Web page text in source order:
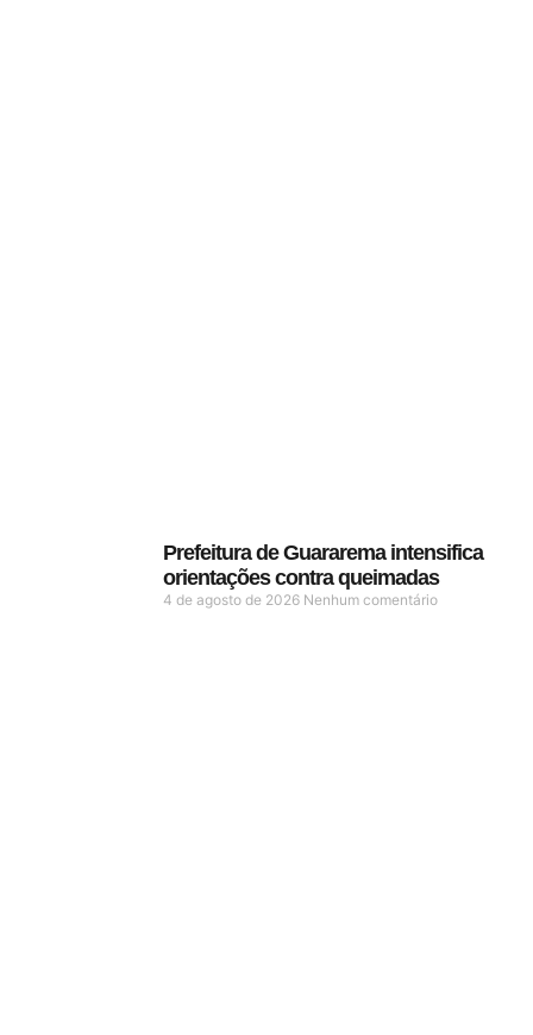
Prefeitura de Guararema intensifica
orientações contra queimadas
4 de agosto de 2026 Nenhum comentário